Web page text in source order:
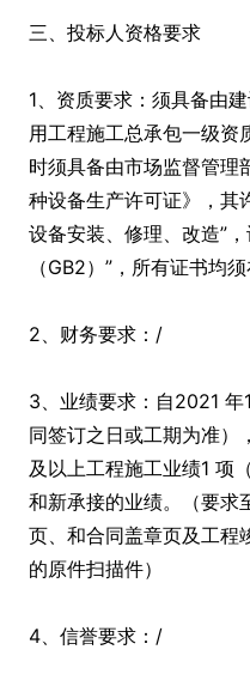
三、投标人资格要求
1、资质要求：须具备由
用工程施工总承包一级资
时须具备由市场监督管理
种设备生产许可证》，其
设备安装、修理、改造”
（GB2）”，所有证书均
2、财务要求：/
3、业绩要求：自2021 年
同签订之日或工期为准）
及以上工程施工业绩1 项
和新承接的业绩。（要求
页、和合同盖章页及工程
的原件扫描件）
4、信誉要求：/